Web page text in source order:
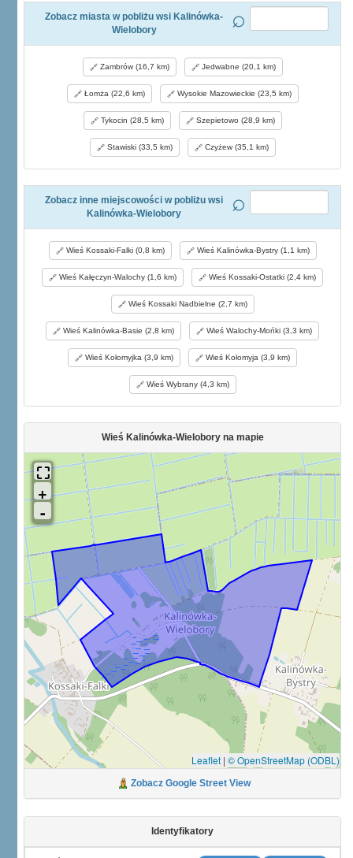
Zobacz miasta w pobliżu wsi Kalinówka-
Wielobory
Zambrów (16,7 km) Jedwabne (20,1 km)
Łomża (22,6 km) Wysokie Mazowieckie (23,5 km)
Tykocin (28,5 km) Szepietowo (28,9 km)
Stawiski (33,5 km) Czyżew (35,1 km)
Zobacz inne miejscowości w pobliżu wsi
Kalinówka-Wielobory
Wieś Kossaki-Falki (0,8 km) Wieś Kalinówka-Bystry (1,1 km)
Wieś Kałęczyn-Walochy (1,6 km) Wieś Kossaki-Ostatki (2,4 km)
Wieś Kossaki Nadbielne (2,7 km)
Wieś Kalinówka-Basie (2,8 km) Wieś Walochy-Mońki (3,3 km)
Wieś Kołomyjka (3,9 km) Wieś Kołomyja (3,9 km)
Wieś Wybrany (4,3 km)
Wieś Kalinówka-Wielobory na mapie
Leaflet | © OpenStreetMap (ODBL)
Zobacz Google Street View
Identyfikatory